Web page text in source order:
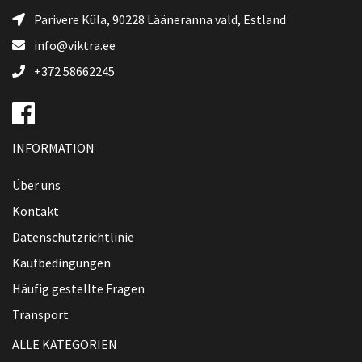
Parivere Küla, 90228 Lääneranna vald, Estland
info@viktra.ee
+372 58662245
INFORMATION
Über uns
Kontakt
Datenschutzrichtlinie
Kaufbedingungen
Häufig gestellte Fragen
Transport
ALLE KATEGORIEN